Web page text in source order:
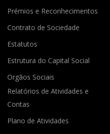
Prémios e Reconhecimentos
Contrato de Sociedade
Estatutos
Estrutura do Capital Social
Orgãos Sociais
Relatórios de Atividades e
Contas
Plano de Atividades